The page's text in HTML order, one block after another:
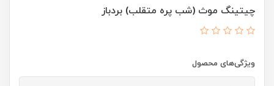
چیتینگ موث (شب پره متقلب) بردباز
ویژگی‌های محصول